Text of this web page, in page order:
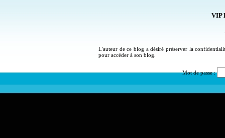
VIP
L'auteur de ce blog a désiré préserver la
pour accéder à son blog.
Mot de passe :